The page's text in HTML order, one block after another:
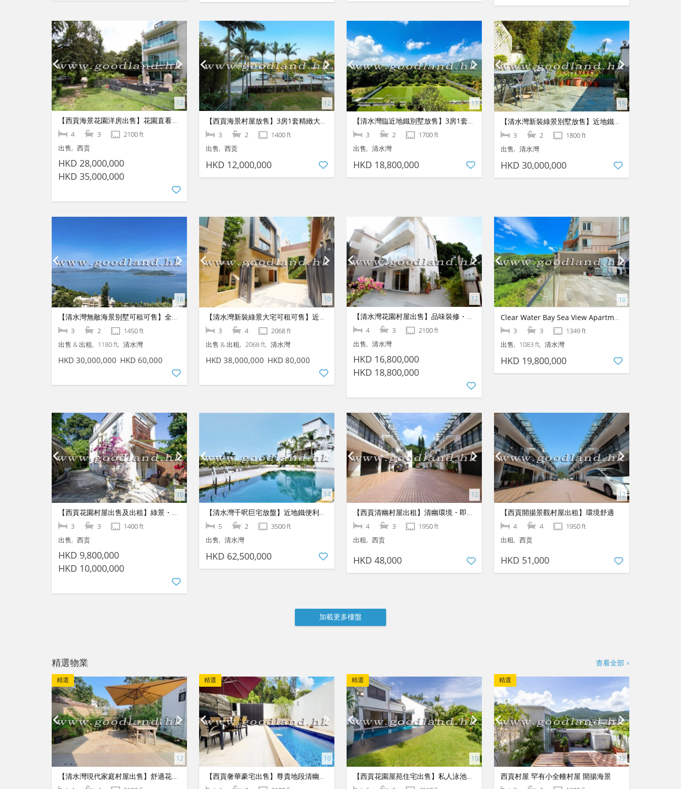
【西貢海景花園洋房出售】花園直看震撼海景｜4房1套連超大獨立草坪、尊享翠綠環抱極高私隱
4 3
2100 ft
出售
西贡
HKD 28,000,000
HKD 35,000,000
【西貢海景村屋放售】3房1套精緻大宅｜極致海岸生活首選
3 2
1400 ft
出售
西贡
HKD 12,000,000
【清水灣臨近地鐵別墅放售】3房1套黃金地段｜極速交通尊貴大宅
3 2
1700 ft
出售
清水灣
HKD 18,800,000
【清水灣新裝綠景別墅放售】近地鐵便利地段｜實用3房1套即買即住
3 2
1800 ft
出售
清水灣
HKD 30,000,000
【清水灣無敵海景別墅可租可售】全新精緻裝修｜實用3房1套即租即住
3 2
1450 ft
出售 & 出租
1180 ft 清水灣
HKD 30,000,000 HKD 60,000
【清水灣新裝綠景大宅可租可售】近地鐵極速出行｜千呎巨宅3大套房
3 4
2068 ft
出售 & 出租
2068 ft 清水灣
HKD 38,000,000 HKD 80,000
【清水灣花園村屋出售】品味裝修・設備廚房
4 3
2100 ft
出售
清水灣
HKD 16,800,000
HKD 18,800,000
Clear Water Bay Sea View Apartment For Sale
3 3
1349 ft
出售
1083 ft 清水灣
HKD 19,800,000
【西貢花園村屋出售及出租】綠景・獨立
3 3
1400 ft
出售
西贡
HKD 9,800,000
HKD 10,000,000
【清水灣千呎巨宅放盤】近地鐵便利地段｜罕有大5房奢華別墅
5 2
3500 ft
出售
清水灣
HKD 62,500,000
【西貢清幽村屋出租】清幽環境・即租即住
4 3
1950 ft
出租
西贡
HKD 48,000
【西貢開揚景觀村屋出租】環境舒適
4 4
1950 ft
出租
西贡
HKD 51,000
精選物業 查看全部 »
精選
【清水灣現代家庭村屋出售】舒適花園・寬敞佈局・清幽便利
精選
【西貢奢華豪宅出售】尊貴地段清幽4房｜尊享獨立私人游泳池與名師品味裝修
精選
【西貢花園屋苑住宅出售】私人泳池・屋苑配套
精選
西貢村屋 罕有小全幢村屋 開揚海景